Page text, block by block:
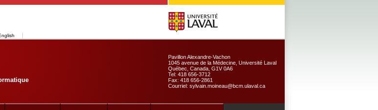
Pavillon Alexandre-Vachon
1045 avenue de la Médecine, Université Laval
Québec, Canada, G1V 0A6
Tel: 418 656-3712
Fax: 418 656-2861
Courriel: sylvain.moineau@bcm.ulaval.ca